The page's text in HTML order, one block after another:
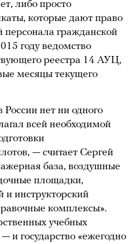
либо просто
которые дают право
персонала гражданской
году ведомство
реестра 14 АУЦ,
месяцы текущего
нет ни одного
всей необходимой
— считает Сергей
база, воздушные
площадки,
и инструкторский
комплексы».
учебных
и государство «ежегодно